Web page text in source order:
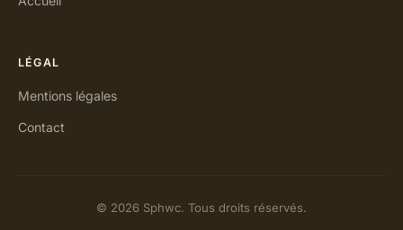
LÉGAL
Mentions légales
Contact
© 2026 Sphwc. Tous droits réservés.